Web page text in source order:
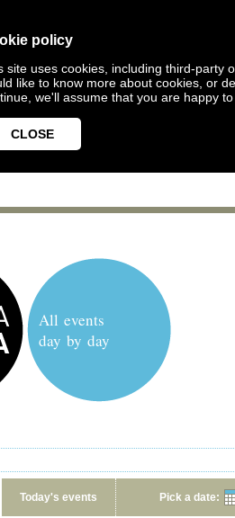
policy
site uses cookies, including third-party
like to know more about cookies, or
we'll assume that you are happy
CLOSE
All events
day by day
Today's events Pick a date: